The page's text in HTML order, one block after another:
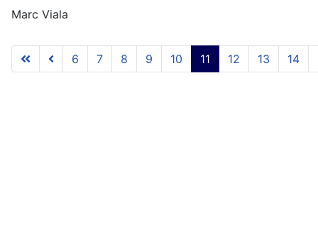
Marc Viala
Page 11 sur 18
6 7 8 9 10 11 12 13 14